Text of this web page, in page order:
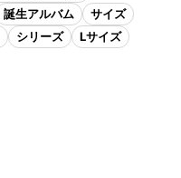
誕生アルバム
サイズ
シリーズ
Lサイズ